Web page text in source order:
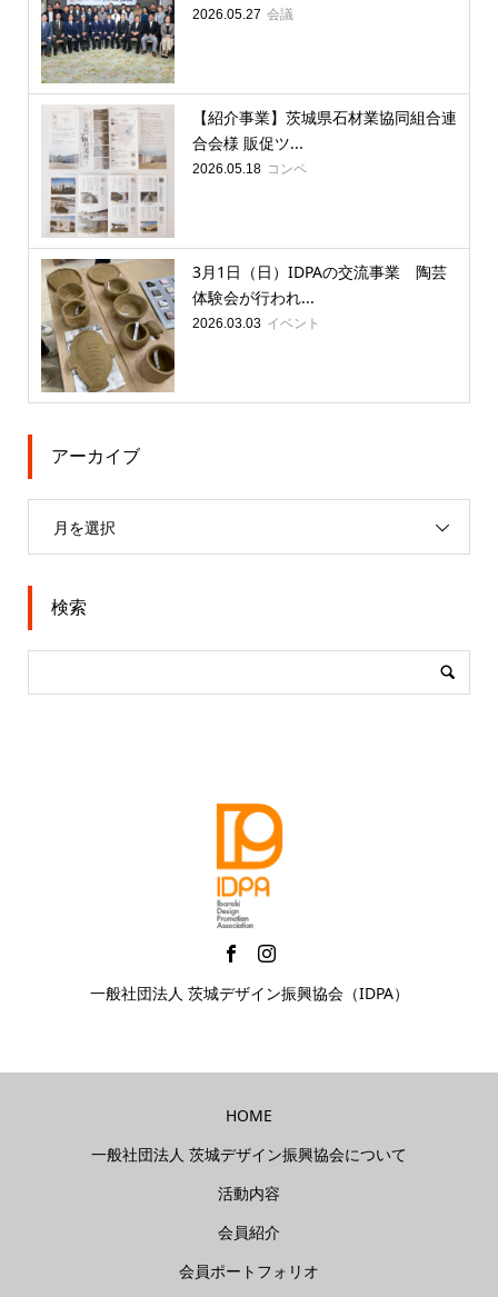
2026.05.27 会議
【紹介事業】茨城県石材業協同組合連
合会様 販促ツ...
2026.05.18 コンペ
3月1日（日）IDPAの交流事業 陶芸
体験会が行われ...
2026.03.03 イベント
アーカイブ
月を選択
検索
一般社団法人 茨城デザイン振興協会（IDPA）
HOME
一般社団法人 茨城デザイン振興協会について
活動内容
会員紹介
会員ポートフォリオ